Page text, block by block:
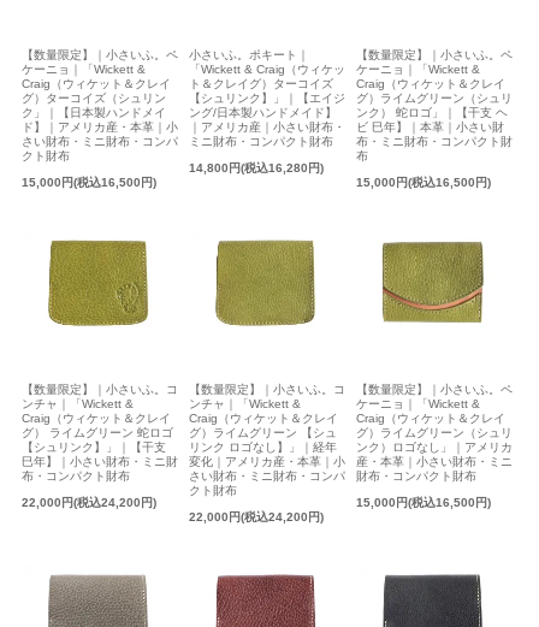
【数量限定】｜小さいふ。ペ
ケーニョ｜「Wickett &
Craig（ウィケット＆クレイ
グ）ターコイズ（シュリン
ク」｜【日本製ハンドメイ
ド】｜アメリカ産・本革｜小
さい財布・ミニ財布・コンパ
クト財布
15,000円(税込16,500円)
小さいふ。ポキート｜
「Wickett & Craig（ウィケッ
ト＆クレイグ）ターコイズ
【シュリンク】」｜【エイジ
ング/日本製ハンドメイド】
｜アメリカ産｜小さい財布・
ミニ財布・コンパクト財布
14,800円(税込16,280円)
【数量限定】｜小さいふ。ペ
ケーニョ｜「Wickett &
Craig（ウィケット＆クレイ
グ）ライムグリーン（シュリ
ンク） 蛇ロゴ」｜【干支 ヘ
ビ 巳年】｜本革｜小さい財
布・ミニ財布・コンパクト財
布
15,000円(税込16,500円)
【数量限定】｜小さいふ。コ
ンチャ｜「Wickett &
Craig（ウィケット＆クレイ
グ） ライムグリーン 蛇ロゴ
【シュリンク】」｜【干支
巳年】｜小さい財布・ミニ財
布・コンパクト財布
22,000円(税込24,200円)
【数量限定】｜小さいふ。コ
ンチャ｜「Wickett &
Craig（ウィケット＆クレイ
グ）ライムグリーン 【シュ
リンク ロゴなし】」｜経年
変化｜アメリカ産・本革｜小
さい財布・ミニ財布・コンパ
クト財布
22,000円(税込24,200円)
【数量限定】｜小さいふ。ペ
ケーニョ｜「Wickett &
Craig（ウィケット＆クレイ
グ）ライムグリーン（シュリ
ンク）ロゴなし」｜アメリカ
産・本革｜小さい財布・ミニ
財布・コンパクト財布
15,000円(税込16,500円)